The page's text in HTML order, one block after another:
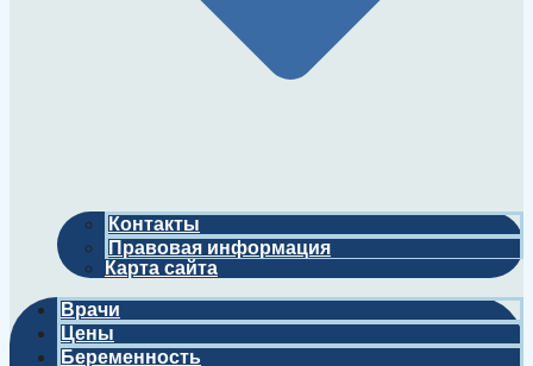
Контакты
Правовая информация
Карта сайта
Врачи
Цены
Беременность